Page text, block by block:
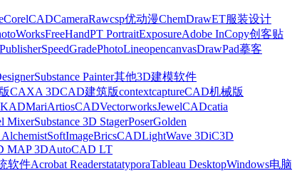
CorelCADCameraRawcsp优动漫ChemDrawET服装设计
FreeHandPT PortraitExposureAdobe InCopy创客贴
SpeedGradePhotoLineopencanvasDrawPad摹客
Substance Painter其他3D建模软件
CAXA 3DCAD建筑版contextcaptureCAD机械版
MariArtiosCADVectorworksJewelCADcatia
MixerSubstance 3D StagerPoserGolden
AlchemistSoftImageBricsCADLightWave 3DiC3D
MAP 3DAutoCAD LT
软件Acrobat ReaderstatatyporaTableau DesktopWindows电脑